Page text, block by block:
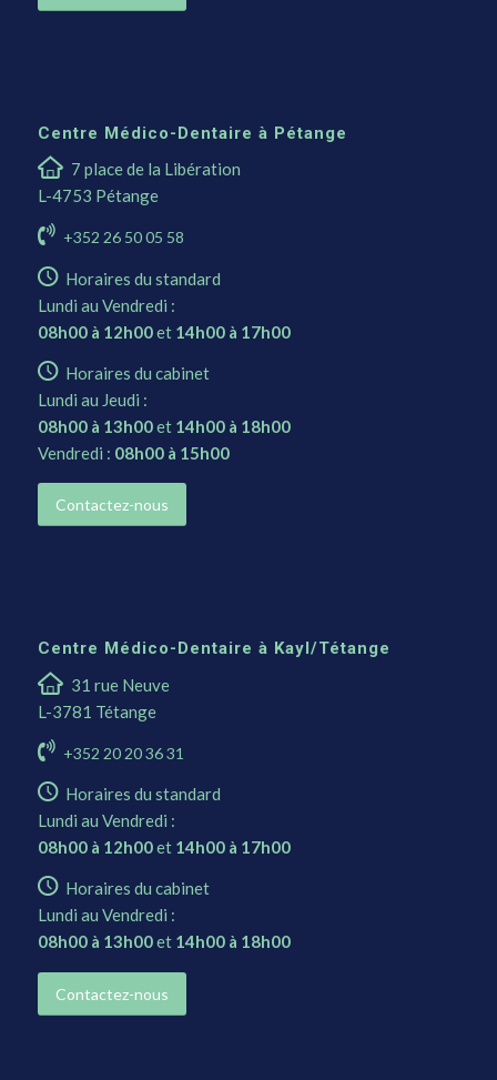
Centre Médico-Dentaire à Pétange
7 place de la Libération
L-4753 Pétange
+352 26 50 05 58
Horaires du standard
Lundi au Vendredi :
08h00 à 12h00et 14h00 à 17h00
Horaires du cabinet
Lundi au Jeudi :
08h00 à 13h00et 14h00 à 18h00
Vendredi : 08h00 à 15h00
Contactez-nous
Centre Médico-Dentaire à Kayl/Tétange
31 rue Neuve
L-3781 Tétange
+352 20 20 36 31
Horaires du standard
Lundi au Vendredi :
08h00 à 12h00et 14h00 à 17h00
Horaires du cabinet
Lundi au Vendredi :
08h00 à 13h00et 14h00 à 18h00
Contactez-nous